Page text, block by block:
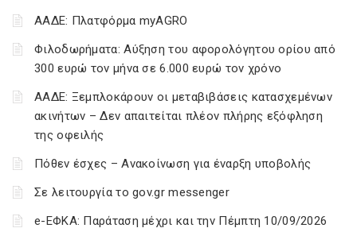
ΑΑΔΕ: Πλατφόρμα myAGRO
Φιλοδωρήματα: Αύξηση του αφορολόγητου ορίου από
300 ευρώ τον μήνα σε 6.000 ευρώ τον χρόνο
ΑΑΔΕ: Ξεμπλοκάρουν οι μεταβιβάσεις κατασχεμένων
ακινήτων – Δεν απαιτείται πλέον πλήρης εξόφληση
της οφειλής
Πόθεν έσχες – Ανακοίνωση για έναρξη υποβολής
Σε λειτουργία το gov.gr messenger
e-ΕΦΚΑ: Παράταση μέχρι και την Πέμπτη 10/09/2026